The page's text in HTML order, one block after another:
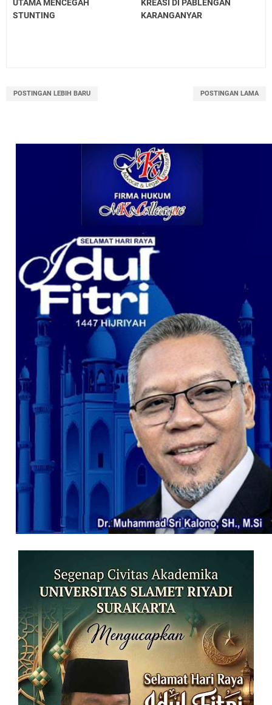
UTAMA MENCEGAH
STUNTING
KREASI DI PABLENGAN
KARANGANYAR
POSTINGAN LEBIH BARU POSTINGAN LAMA